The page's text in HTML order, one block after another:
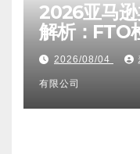
2026亚马逊
解析：FTO
比对区别、
甄选避坑全
2026/08/04
有限公司